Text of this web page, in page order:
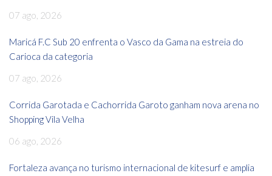
07 ago, 2026
Maricá F.C Sub 20 enfrenta o Vasco da Gama na estreia do
Carioca da categoria
07 ago, 2026
Corrida Garotada e Cachorrida Garoto ganham nova arena no
Shopping Vila Velha
06 ago, 2026
Fortaleza avança no turismo internacional de kitesurf e amplia